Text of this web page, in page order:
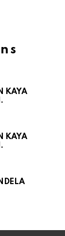
KAYA
KAYA